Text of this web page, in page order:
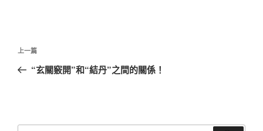
文
導
上
一
上一篇
“玄關竅開”和“結丹”之間的關係！